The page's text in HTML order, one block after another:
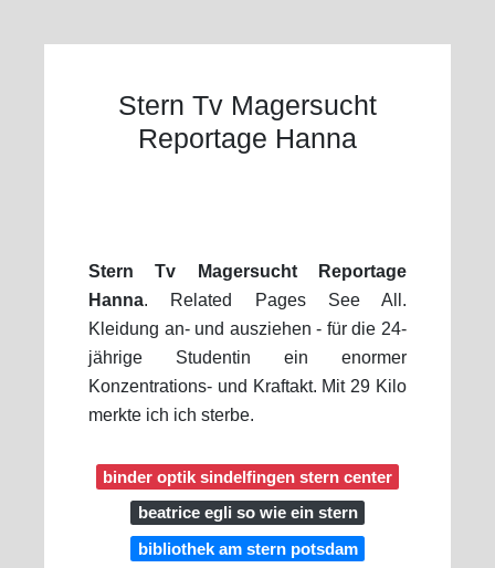
Stern Tv Magersucht
Reportage Hanna
Stern Tv Magersucht Reportage
Hanna. Related Pages See All.
Kleidung an- und ausziehen - für die 24-
jährige Studentin ein enormer
Konzentrations- und Kraftakt. Mit 29 Kilo
merkte ich ich sterbe.
binder optik sindelfingen stern center
beatrice egli so wie ein stern
bibliothek am stern potsdam